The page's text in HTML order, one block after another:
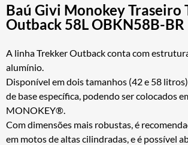
Baú Givi Monokey Traseiro
Outback 58L OBKN58B-BR
A linha Trekker Outback conta com
alumínio.
Disponível em dois tamanhos (42 e 58
de base específica, podendo ser colocados
MONOKEY®.
Com dimensões mais robustas, é
em motos de altas cilindradas, e é possível